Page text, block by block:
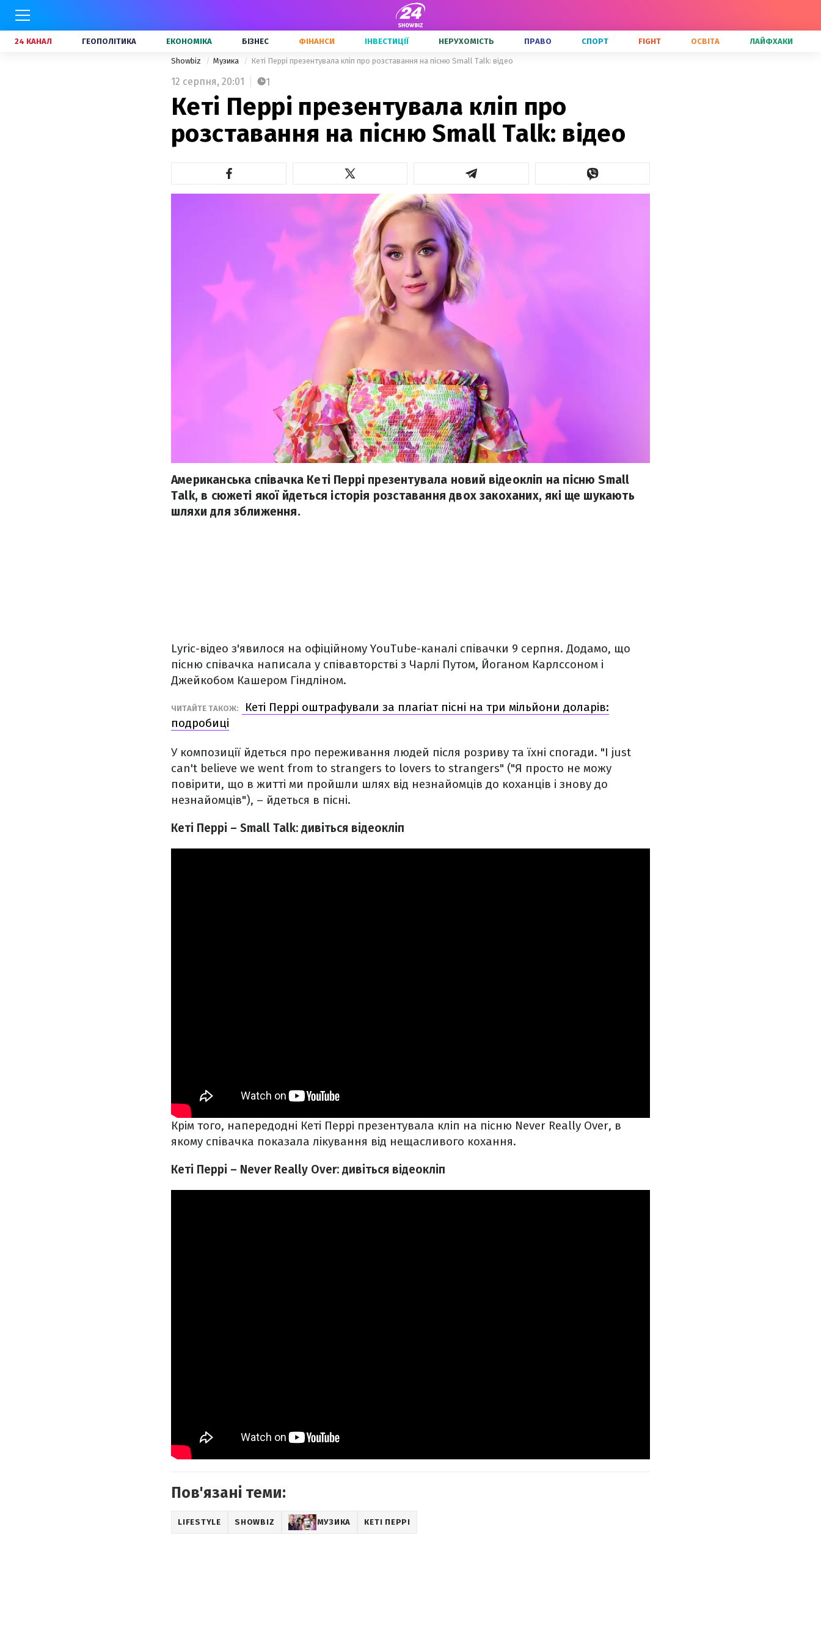
24 КАНАЛ ГЕОПОЛІТИКА ЕКОНОМІКА БІЗНЕС ФІНАНСИ ІНВЕСТИЦІЇ НЕРУХОМІСТЬ ПРАВО СПОРТ FIGHT ОСВІТА ЛАЙФХАКИ
Showbiz Музика Кеті Перрі презентувала кліп про розставання на пісню Small Talk: відео
12 серпня, 20:01 1
Кеті Перрі презентувала кліп про
розставання на пісню Small Talk: відео
Американська співачка Кеті Перрі презентувала новий відеокліп на пісню Small
Talk, в сюжеті якої йдеться історія розставання двох закоханих, які ще шукають
шляхи для зближення.
Lyric-відео з'явилося на офіційному YouTube-каналі співачки 9 серпня. Додамо, що
пісню співачка написала у співавторстві з Чарлі Путом, Йоганом Карлссоном і
Джейкобом Кашером Гіндліном.
ЧИТАЙТЕ ТАКОЖ:
Кеті Перрі оштрафували за плагіат пісні на три мільйони доларів:
подробиці
У композиції йдеться про переживання людей після розриву та їхні спогади. "I just
can't believe we went from to strangers to lovers to strangers" ("Я просто не можу
повірити, що в житті ми пройшли шлях від незнайомців до коханців і знову до
незнайомців"), – йдеться в пісні.
Кеті Перрі – Small Talk: дивіться відеокліп
Крім того, напередодні Кеті Перрі презентувала кліп на пісню Never Really Over, в
якому співачка показала лікування від нещасливого кохання.
Кеті Перрі – Never Really Over: дивіться відеокліп
Пов'язані теми:
LIFESTYLE SHOWBIZ МУЗИКА КЕТІ ПЕРРІ